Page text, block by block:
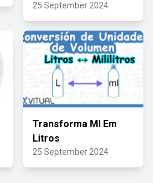
25 September 2024
Transforma Ml Em
Litros
25 September 2024